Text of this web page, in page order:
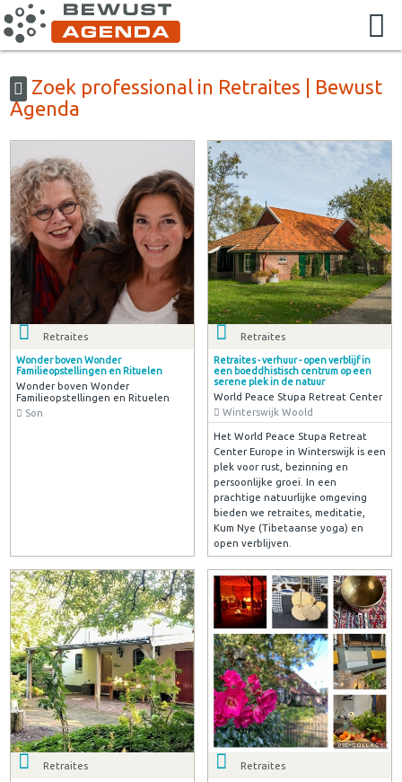
Zoek professional in Retraites | Bewust
Agenda
Retraites
Wonder boven Wonder
Familieopstellingen en Rituelen
Wonder boven Wonder
Familieopstellingen en Rituelen
Son
Retraites
Retraites - verhuur - open verblijf in
een boeddhistisch centrum op een
serene plek in de natuur
World Peace Stupa Retreat Center
Winterswijk Woold
Het World Peace Stupa Retreat
Center Europe in Winterswijk is een
plek voor rust, bezinning en
persoonlijke groei. In een
prachtige natuurlijke omgeving
bieden we retraites, meditatie,
Kum Nye (Tibetaanse yoga) en
open verblijven.
Retraites Retraites